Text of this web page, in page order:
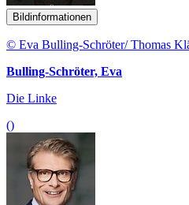
Bildinformationen
© Eva Bulling-Schröter/ Thomas
Bulling-Schröter, Eva
Die Linke
()